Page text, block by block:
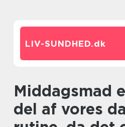
LIV-SUNDHED.dk
Middagsmad er en vigtig
del af vores